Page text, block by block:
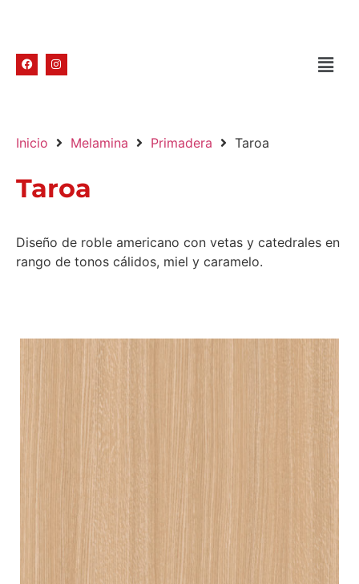
Inicio Melamina Primadera Taroa
Taroa
Diseño de roble americano con vetas y catedrales en
rango de tonos cálidos, miel y caramelo.